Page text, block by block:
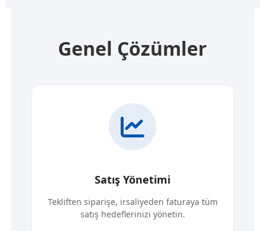
Genel Çözümler
Satış Yönetimi
Tekliften siparişe, irsaliyeden faturaya tüm
satış hedeflerinizi yönetin.